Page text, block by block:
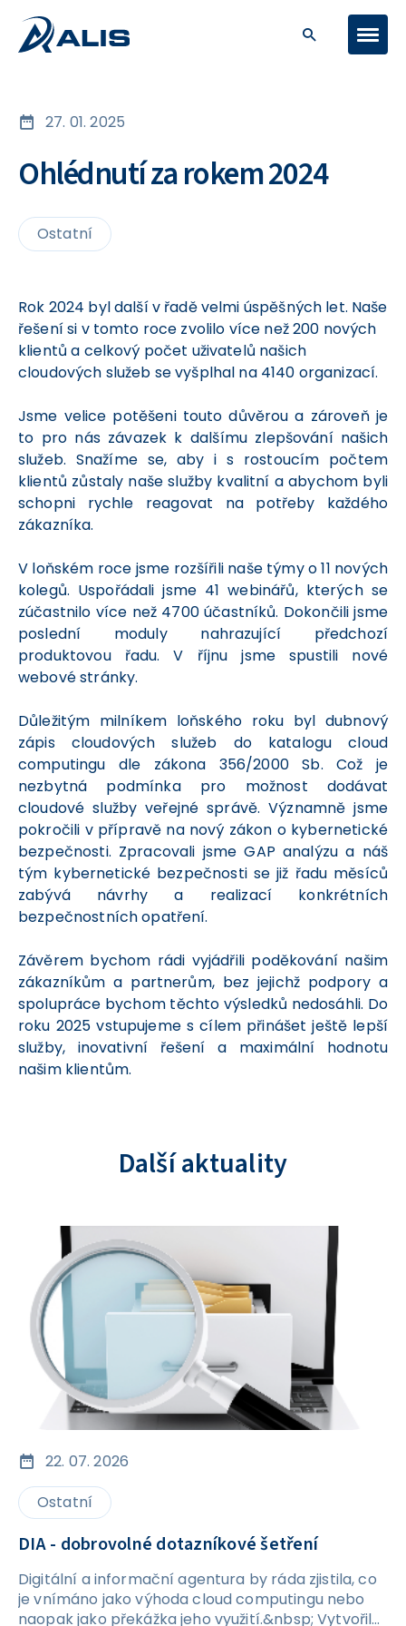
27. 01. 2025
Ohlédnutí za rokem 2024
Ostatní
Rok 2024 byl další v řadě velmi úspěšných let. Naše
řešení si v tomto roce zvolilo více než 200 nových
klientů a celkový počet uživatelů našich
cloudových služeb se vyšplhal na 4140 organizací.
Jsme velice potěšeni touto důvěrou a zároveň je
to pro nás závazek k dalšímu zlepšování našich
služeb. Snažíme se, aby i s rostoucím počtem
klientů zůstaly naše služby kvalitní a abychom byli
schopni rychle reagovat na potřeby každého
zákazníka.
V loňském roce jsme rozšířili naše týmy o 11 nových
kolegů. Uspořádali jsme 41 webinářů, kterých se
zúčastnilo více než 4700 účastníků. Dokončili jsme
poslední moduly nahrazující předchozí
produktovou řadu. V říjnu jsme spustili nové
webové stránky.
Důležitým milníkem loňského roku byl dubnový
zápis cloudových služeb do katalogu cloud
computingu dle zákona 356/2000 Sb. Což je
nezbytná podmínka pro možnost dodávat
cloudové služby veřejné správě. Významně jsme
pokročili v přípravě na nový zákon o kybernetické
bezpečnosti. Zpracovali jsme GAP analýzu a náš
tým kybernetické bezpečnosti se již řadu měsíců
zabývá návrhy a realizací konkrétních
bezpečnostních opatření.
Závěrem bychom rádi vyjádřili poděkování našim
zákazníkům a partnerům, bez jejichž podpory a
spolupráce bychom těchto výsledků nedosáhli. Do
roku 2025 vstupujeme s cílem přinášet ještě lepší
služby, inovativní řešení a maximální hodnotu
našim klientům.
Další aktuality
22. 07. 2026
Ostatní
DIA - dobrovolné dotazníkové šetření
Digitální a informační agentura by ráda zjistila, co
je vnímáno jako výhoda cloud computingu nebo
naopak jako překážka jeho využití.&nbsp; Vytvořila